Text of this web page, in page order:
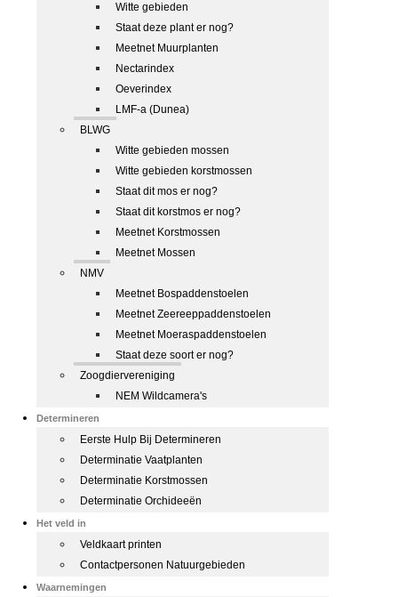
Witte gebieden
Staat deze plant er nog?
Meetnet Muurplanten
Nectarindex
Oeverindex
LMF-a (Dunea)
BLWG
Witte gebieden mossen
Witte gebieden korstmossen
Staat dit mos er nog?
Staat dit korstmos er nog?
Meetnet Korstmossen
Meetnet Mossen
NMV
Meetnet Bospaddenstoelen
Meetnet Zeereeppaddenstoelen
Meetnet Moeraspaddenstoelen
Staat deze soort er nog?
Zoogdiervereniging
NEM Wildcamera's
Determineren
Eerste Hulp Bij Determineren
Determinatie Vaatplanten
Determinatie Korstmossen
Determinatie Orchideeën
Het veld in
Veldkaart printen
Contactpersonen Natuurgebieden
Waarnemingen